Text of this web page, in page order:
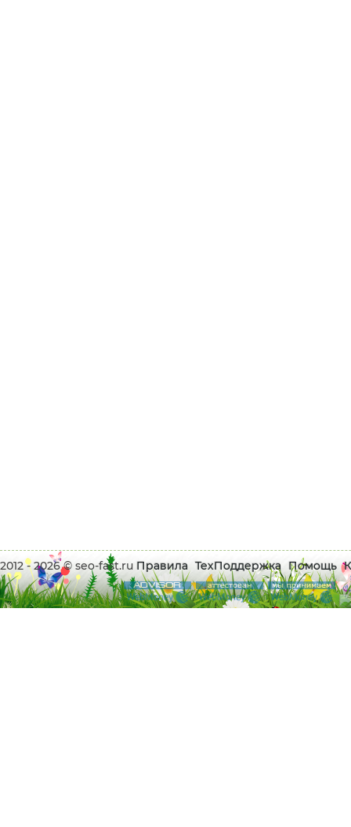
2012 - 2026 © seo-fast.ru Правила ТехПоддержка Помощь